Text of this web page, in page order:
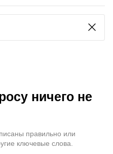
ничего не
правильно или
ключевые слова.